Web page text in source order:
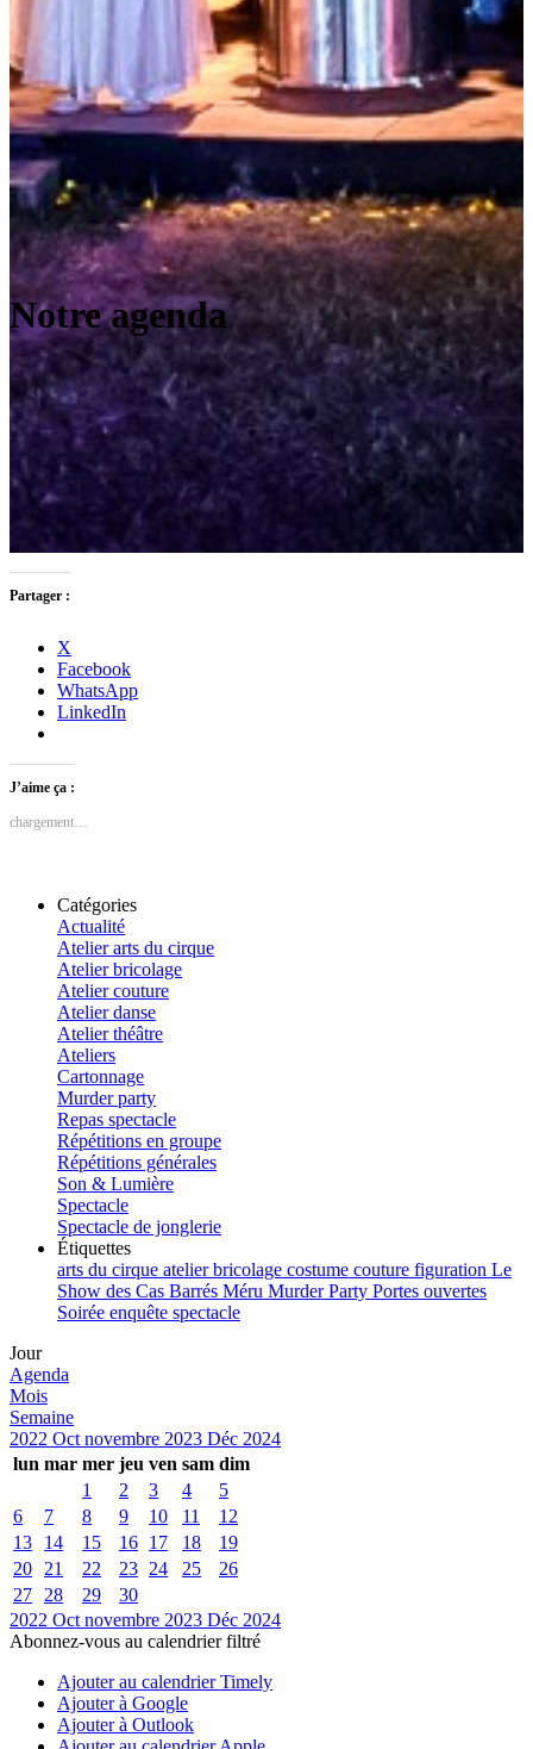
Notre agenda
Partager :
X
Facebook
WhatsApp
LinkedIn
J’aime ça :
chargement…
Catégories
Actualité
Atelier arts du cirque
Atelier bricolage
Atelier couture
Atelier danse
Atelier théâtre
Ateliers
Cartonnage
Murder party
Repas spectacle
Répétitions en groupe
Répétitions générales
Son & Lumière
Spectacle
Spectacle de jonglerie
Étiquettes
arts du cirque atelierbricolage costume couture figuration Le
Show des Cas Barrés Méru Murder Party Portes ouvertes
Soirée enquête spectacle
Jour
Agenda
Mois
Semaine
2022 Oct novembre 2023 Déc 2024
lun mar mer jeu ven sam dim
1
2 3 4
5
6
7 8 9 10 11
12
13
14 15 16 17 18
19
20
21 22 23 24 25
26
27
28 29
30
2022 Oct novembre 2023 Déc 2024
Abonnez-vous au calendrier filtré
Ajouter au calendrier Timely
Ajouter à Google
Ajouter à Outlook